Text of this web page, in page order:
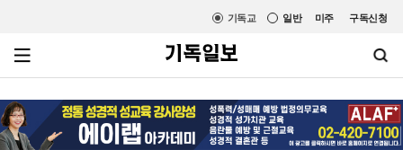
미주 구독신청
일반
기독교